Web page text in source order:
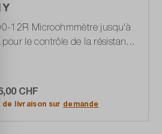
12R Microohmmètre jusqu'à
pour le contrôle de la résistance
CHF
de livraison sur demande